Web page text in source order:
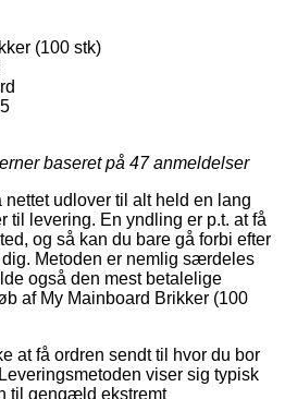
(100 stk)
baseret på 47anmeldelser
nettet udlover til alt held en lang
til levering. En yndling er p.t. at få
og så kan du bare gå forbi efter
Metoden er nemlig særdeles
også den mest betalelige
af My Mainboard Brikker (100
at få ordren sendt til hvor du bor
viser sig typisk
til gengæld ekstremt